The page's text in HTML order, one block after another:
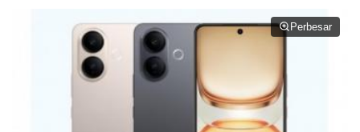
Perbesar